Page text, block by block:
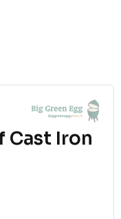
Cast Iron